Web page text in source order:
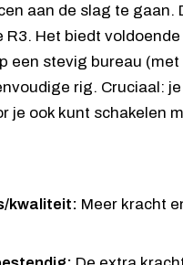
aan de slag te
R3. Het biedt
een stevig bureau
rig. Cruciaal:
je ook kunt schakelen
kwaliteit: Meer kracht